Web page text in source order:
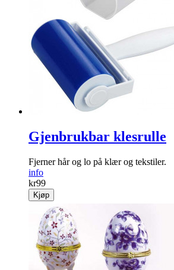
Gjenbrukbar klesrulle
Fjerner hår og lo på klær og tekstiler.
info
kr99
Kjøp